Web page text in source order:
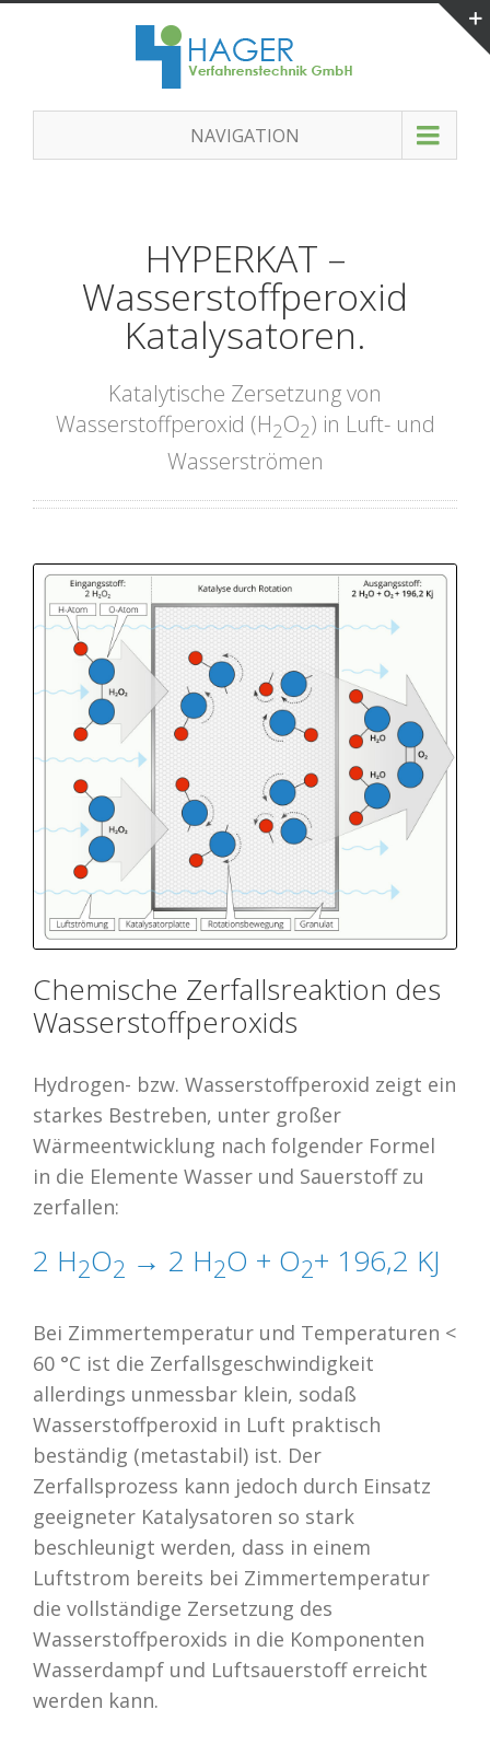
NAVIGATION
HYPERKAT –
Wasserstoffperoxid
Katalysatoren.
Katalytische Zersetzung von
Wasserstoffperoxid (H2O2) in Luft- und
Wasserströmen
Chemische Zerfallsreaktion des
Wasserstoffperoxids
Hydrogen- bzw. Wasserstoffperoxid zeigt ein
starkes Bestreben, unter großer
Wärmeentwicklung nach folgender Formel
in die Elemente Wasser und Sauerstoff zu
zerfallen:
2 H2O2 → 2 H2O + O2+ 196,2 KJ
Bei Zimmertemperatur und Temperaturen <
60 °C ist die Zerfallsgeschwindigkeit
allerdings unmessbar klein, sodaß
Wasserstoffperoxid in Luft praktisch
beständig (metastabil) ist. Der
Zerfallsprozess kann jedoch durch Einsatz
geeigneter Katalysatoren so stark
beschleunigt werden, dass in einem
Luftstrom bereits bei Zimmertemperatur
die vollständige Zersetzung des
Wasserstoffperoxids in die Komponenten
Wasserdampf und Luftsauerstoff erreicht
werden kann.